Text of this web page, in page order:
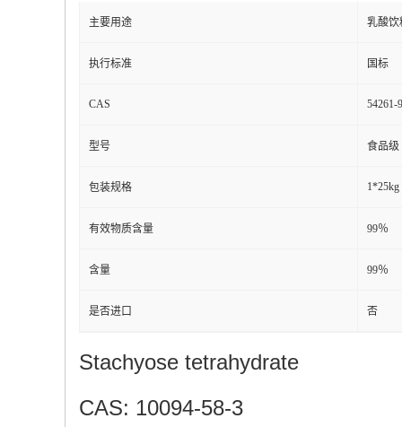
主要用途 乳酸饮
执行标准 国标
CAS 54261-
型号 食品级
包装规格 1*25kg
有效物质含量 99％
含量 99％
是否进口 否
Stachyose tetrahydrate
CAS: 10094-58-3